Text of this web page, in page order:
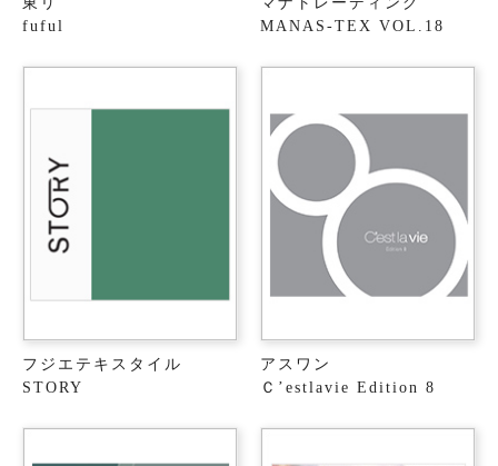
fuful
MANAS-TEX VOL.18
フジエテキスタイル
STORY
アスワン
Ｃ’estlavie Edition 8